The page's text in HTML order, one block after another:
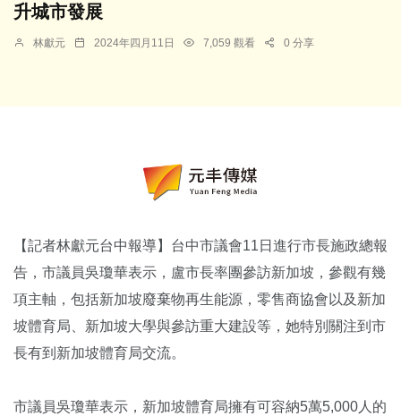
升城市發展
林獻元 2024年四月11日 7,059 觀看 0 分享
【記者林獻元台中報導】台中市議會11日進行市長施政總報
告，市議員吳瓊華表示，盧市長率團參訪新加坡，參觀有幾
項主軸，包括新加坡廢棄物再生能源，零售商協會以及新加
坡體育局、新加坡大學與參訪重大建設等，她特別關注到市
長有到新加坡體育局交流。
市議員吳瓊華表示，新加坡體育局擁有可容納5萬5,000人的